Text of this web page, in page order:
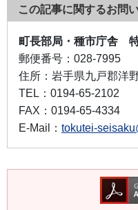
この記事に関するお問
町長部局・種市庁舎
郵便番号： 028-7995
住所： 岩手県九戸郡洋
TEL： 0194-65-2102
FAX： 0194-65-4334
E-Mail： tokutei-